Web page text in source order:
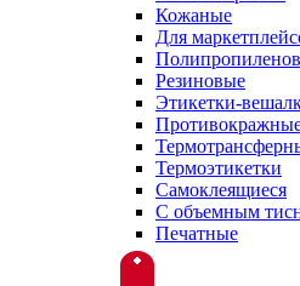
Кожаные
Для
Резиновые
Этикетки-
Термоэтикетки
Самоклеящиеся
С объемным
Печатные